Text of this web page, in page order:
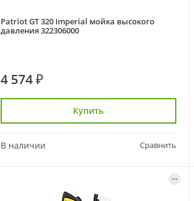
Patriot GT 320 Imperial мойка высокого
давления 322306000
4 574 ₽
Купить
В наличии Сравнить